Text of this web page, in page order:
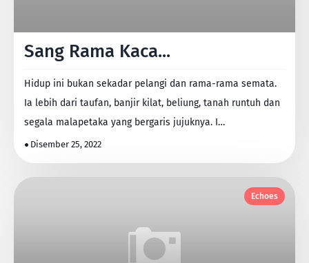
Sang Rama Kaca...
Hidup ini bukan sekadar pelangi dan rama-rama semata.
Ia lebih dari taufan, banjir kilat, beliung, tanah runtuh dan
segala malapetaka yang bergaris jujuknya. I…
Disember 25, 2022
Echoes